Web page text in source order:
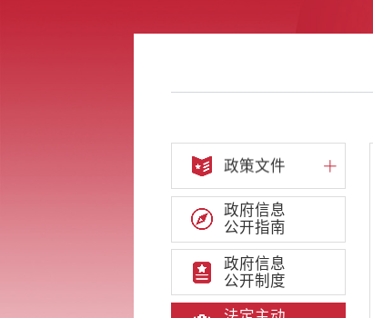
政策文件
政府信息
公开指南
政府信息
公开制度